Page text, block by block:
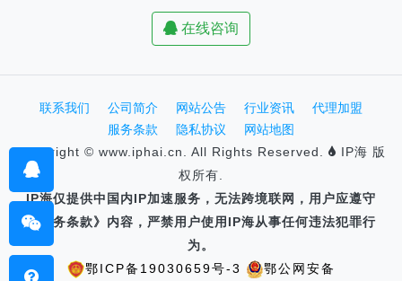
在线咨询
联系我们 公司简介 网站公告 行业资讯
代理加盟
服务条款
隐私协议
网站地图
Copyright © www.iphai.cn. All Rights Reserved.
IP海 版
权所有.
IP海仅提供中国内IP加速服务，无法跨境联网，用户应遵守
《服务条款》内容，严禁用户使用IP海从事任何违法犯罪行
为。
鄂ICP备19030659号-3
鄂公网安备